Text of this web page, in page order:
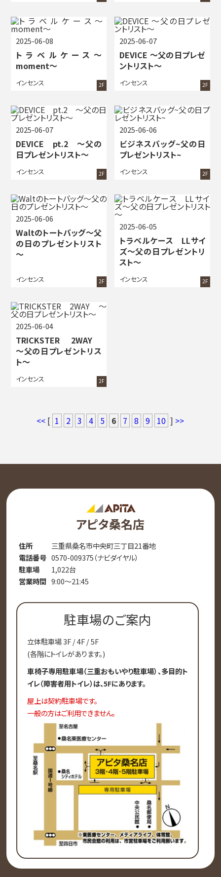
2025-06-08
トラベルケース～
moment～
インセンス 2F
2025-06-07
DEVICE ～父の日プレゼ
ントリスト～
インセンス 2F
2025-06-07
DEVICE pt.2 ～父の
日プレゼントリスト～
インセンス 2F
2025-06-06
ビジネスバッグ~父の日
プレゼントリスト~
インセンス 2F
2025-06-06
Waltのトートバッグ～父
の日のプレゼントリスト
～
インセンス 2F
2025-06-05
トラベルケース LLサイ
ズ～父の日プレゼントリ
スト～
インセンス 2F
2025-06-04
TRICKSTER 2WAY
～父の日プレゼントリス
ト～
インセンス 2F
<< [ 1 2 3 4 5 6 7 8 9 10 ] >>
アピタ桑名店
住所
三重県桑名市中央町三丁目21番地
電話番号 0570-009375（ナビダイヤル）
駐車場
1,022台
営業時間 9:00～21:45
駐車場のご案内
立体駐車場 3F / 4F / 5F
(各階にトイレがあります。)
車椅子専用駐車場（三重おもいやり駐車場）、多目的ト
イレ（障害者用トイレ）は、5Fにあります。
屋上は契約駐車場です。
一般の方はご利用できません。